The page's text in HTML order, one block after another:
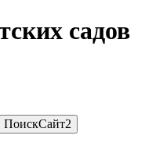
садов
ПоискСайт2